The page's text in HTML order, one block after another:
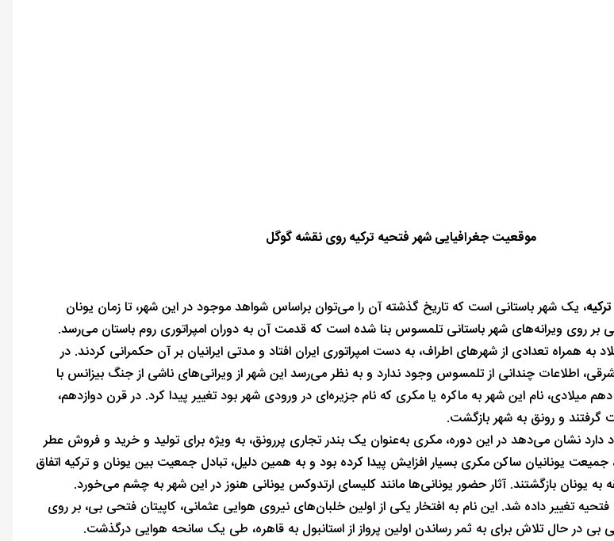
موقعیت جغرافیایی شهر فتحیه ترکیه روی نقشه گوگل
، یک شهر باستانی است که تاریخ گذشته آن را می‌توان براساس شواهد موجود در این شهر، تا زمان یونان
بر روی ویرانه‌های شهر باستانی تلمسوس بنا شده است که قدمت آن به دوران امپراتوری روم باستان می‌رسد.
به همراه تعدادی از شهرهای اطراف، به دست امپراتوری ایران افتاد و مدتی ایرانیان بر آن حکمرانی کردند. در
اطلاعات چندانی از تلمسوس وجود ندارد و به نظر می‌رسد این شهر از ویرانی‌های ناشی از جنگ بیزانس با
میلادی، نام این شهر به ماکره یا مکری که نام جزیره‌ای در ورودی شهر بود تغییر پیدا کرد. در قرن دوازدهم،
و رونق به شهر بازگشت.
نشان می‌دهد در این دوره، مکری به‌عنوان یک بندر تجاری پررونق، به ویژه برای تولید و خرید و فروش عطر
یونانیان ساکن مکری بسیار افزایش پیدا کرده بود و به همین دلیل، تبادل جمعیت بین یونان و ترکیه اتفاق
به یونان بازگشتند. آثار حضور یونانی‌ها مانند کلیسای ارتدوکس یونانی هنوز در این شهر به چشم می‌خورد.
مکری به فتحیه تغییر داده شد. این نام به افتخار یکی از اولین خلبان‌های نیروی هوایی عثمانی، کاپیتان فتحی بی، بر روی
بی در حال تلاش برای به ثمر رساندن اولین پرواز از استانبول به قاهره، طی یک سانحه هوایی درگذشت.